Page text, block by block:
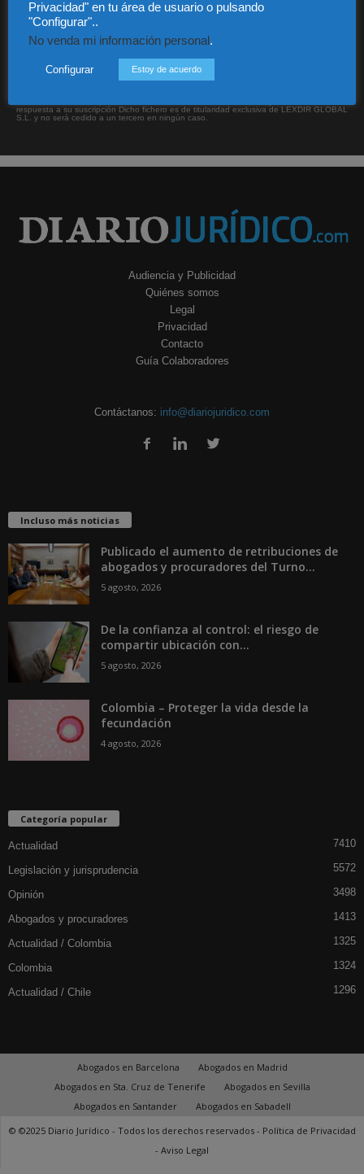
He leído y acepto la Política de privacidad
respuesta a su suscripción Dicho fichero es de titularidad exclusiva de LEXDIR GLOBAL
S.L. y no será cedido a un tercero en ningún caso.
Audiencia y Publicidad
Quiénes somos
Legal
Privacidad
Contacto
Guía Colaboradores
Contáctanos: info@diariojuridico.com
Incluso más noticias
Publicado el aumento de retribuciones de
abogados y procuradores del Turno...
5 agosto, 2026
De la confianza al control: el riesgo de
compartir ubicación con...
5 agosto, 2026
Colombia – Proteger la vida desde la
fecundación
4 agosto, 2026
Categoría popular
Actualidad 7410
Legislación y jurisprudencia 5572
Opinión 3498
Abogados y procuradores 1413
Actualidad / Colombia 1325
Colombia 1324
Actualidad / Chile 1296
Abogados en Barcelona
Abogados en Madrid
Abogados en Sta. Cruz de Tenerife
Abogados en Sevilla
Abogados en Santander
Abogados en Sabadell
© ©2025 Diario Jurídico - Todos los derechos reservados - Política de Privacidad
- Aviso Legal
Privacidad" en tu área de usuario o pulsando
"Configurar"..
No venda mi información personal .
Configurar Estoy de acuerdo